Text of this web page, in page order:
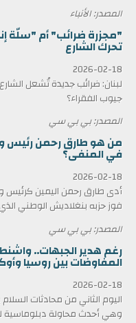
المصدر: الأنباء
"مجزرة ضرائب" أم "سلّة
تحرك الشارع
2026-02-18
لبنان: ضرائب جديدة تُشعل
جيوب الفقراء؟
المصدر: بي بي سي
في المنفى؟
2026-02-18
فوز حزبه بنغلاديش الوطني
المصدر: بي بي سي
رغم هدير الجبهات..
المفاوضات بين روسيا
2026-02-18
اليوم الثاني من محادثات
وهي أحدث محاولة دبلوماسية